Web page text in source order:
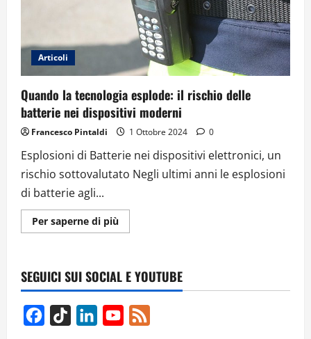
Articoli
Quando la tecnologia esplode: il rischio delle
batterie nei dispositivi moderni
Francesco Pintaldi 1 Ottobre 2024 0
Esplosioni di Batterie nei dispositivi elettronici, un
rischio sottovalutato Negli ultimi anni le esplosioni
di batterie agli...
Per saperne di piùUlteriori
informazioni
tecnologia
esplode:
il
delle
batterie
nei
SEGUICI SUI SOCIAL E YOUTUBE
Facebook
TikTok LinkedInYouTube